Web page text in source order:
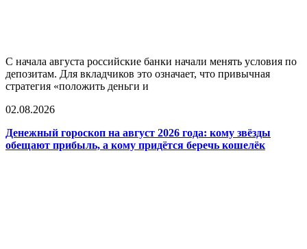
С начала августа российские банки начали менять условия по
депозитам. Для вкладчиков это означает, что привычная
стратегия «положить деньги и
02.08.2026
Денежный гороскоп на август 2026 года: кому звёзды
обещают прибыль, а кому придётся беречь кошелёк